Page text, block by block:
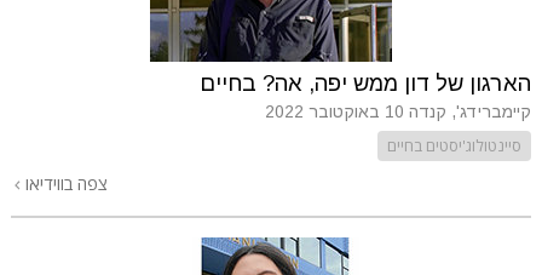
הארגון של דון ממש יפה, אה? בחיים
קיימברידג', קנדה 10 באוקטובר 2022
סיינטולוג'יסטים בחיים
צפה בווידיאו